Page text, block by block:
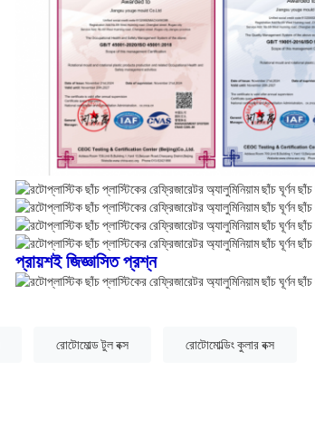
প্রায়শই জিজ্ঞাসিত প্রশ্ন
রোটোমোল্ড টুল বক্স রোটোমোল্ডিং কুলার বক্স